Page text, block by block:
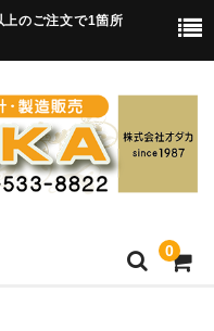
のご注文で1箇所
0